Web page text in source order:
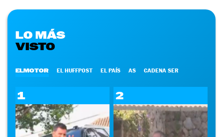
LO MÁS
VISTO
ELMOTOR EL HUFFPOST EL PAÍS AS CADENA SER
1 2